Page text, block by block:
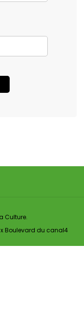
Culture.
x Boulevard du canal4